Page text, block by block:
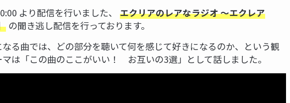
より配信を行いました、
エクリアのレアなラジオ ～エクレア
の聞き逃し配信を行っております。
る曲では、どの部分を聴いて何を感じて好きになるのか、という観
は「この曲のここがいい！ お互いの3選」として話しました。